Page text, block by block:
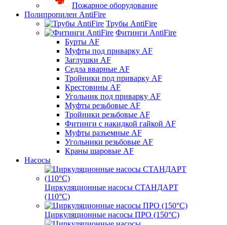
Пожарное оборудование
Полипропилен AntiFire
Трубы AntiFire
Фитинги AntiFire
Бурты AF
Муфты под приварку AF
Заглушки AF
Седла вварные AF
Тройники под приварку AF
Крестовины AF
Угольник под приварку AF
Муфты резьбовые AF
Тройники резьбовые AF
Фитинги с накидкой гайкой AF
Муфты разъемные AF
Угольники резьбовые AF
Краны шаровые AF
Насосы
Циркуляционные насосы СТАНДАРТ
(110°C)
Циркуляционные насосы ПРО (150°C)